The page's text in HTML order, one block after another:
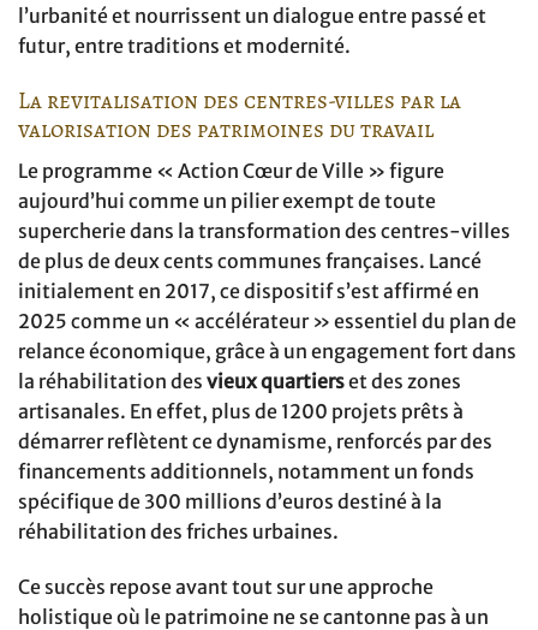
l’urbanité et nourrissent un dialogue entre passé et
futur, entre traditions et modernité.
La revitalisation des centres-villes par la
valorisation des patrimoines du travail
Le programme « Action Cœur de Ville » figure
aujourd’hui comme un pilier exempt de toute
supercherie dans la transformation des centres-villes
de plus de deux cents communes françaises. Lancé
initialement en 2017, ce dispositif s’est affirmé en
2025 comme un « accélérateur » essentiel du plan de
relance économique, grâce à un engagement fort dans
la réhabilitation des vieux quartierset des zones
artisanales. En effet, plus de 1200 projets prêts à
démarrer reflètent ce dynamisme, renforcés par des
financements additionnels, notamment un fonds
spécifique de 300 millions d’euros destiné à la
réhabilitation des friches urbaines.
Ce succès repose avant tout sur une approche
holistique où le patrimoine ne se cantonne pas à un